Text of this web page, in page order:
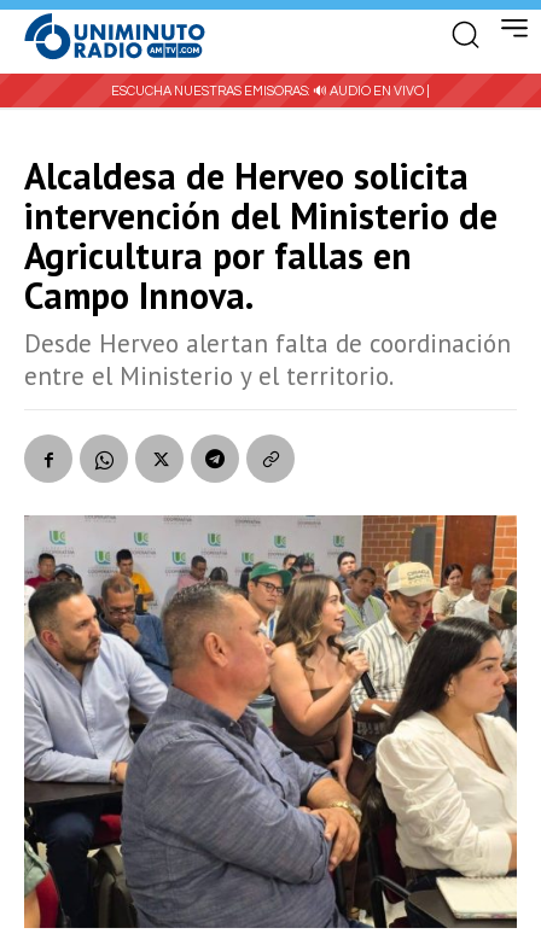
ESCUCHA NUESTRAS EMISORAS: 🔊 AUDIO EN VIVO |
Alcaldesa de Herveo solicita
intervención del Ministerio de
Agricultura por fallas en
Campo Innova.
Desde Herveo alertan falta de coordinación
entre el Ministerio y el territorio.